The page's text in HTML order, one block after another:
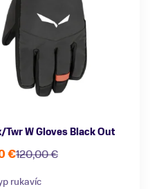
W Gloves Black Out
120,00 €
€
rukavíc